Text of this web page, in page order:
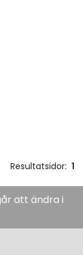
Resultatsidor: 1
att ändra i